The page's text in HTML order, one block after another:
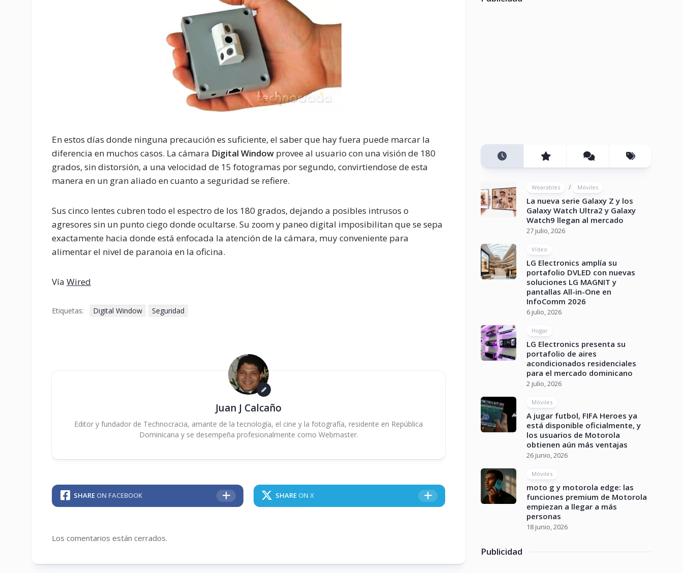
En estos días donde ninguna precaución es suficiente, el saber que hay fuera puede marcar la
diferencia en muchos casos. La cámara Digital Window provee al usuario con una visión de 180
grados, sin distorsión, a una velocidad de 15 fotogramas por segundo, convirtiendose de esta
manera en un gran aliado en cuanto a seguridad se refiere.
Sus cinco lentes cubren todo el espectro de los 180 grados, dejando a posibles intrusos o
agresores sin un punto ciego donde ocultarse. Su zoom y paneo digital imposibilitan que se sepa
exactamente hacia donde está enfocada la atención de la cámara, muy conveniente para
alimentar el nivel de paranoia en la oficina.
Vía Wired
Etiquetas: Digital Window Seguridad
Juan J Calcaño
Editor y fundador de Technocracia, amante de la tecnología, el cine y la fotografía, residente en República
Dominicana y se desempeña profesionalmente como Webmaster.
SHARE ON FACEBOOK SHARE ON X
Los comentarios están cerrados.
Wearables / Móviles
La nueva serie Galaxy Z y los
Galaxy Watch Ultra2 y Galaxy
Watch9 llegan al mercado
27 julio, 2026
Vídeo
LG Electronics amplía su
portafolio DVLED con nuevas
soluciones LG MAGNIT y
pantallas All-in-One en
InfoComm 2026
6 julio, 2026
Hogar
LG Electronics presenta su
portafolio de aires
acondicionados residenciales
para el mercado dominicano
2 julio, 2026
Móviles
A jugar futbol, FIFA Heroes ya
está disponible oficialmente, y
los usuarios de Motorola
obtienen aún más ventajas
26 junio, 2026
Móviles
moto g y motorola edge: las
funciones premium de Motorola
empiezan a llegar a más
personas
18 junio, 2026
Publicidad